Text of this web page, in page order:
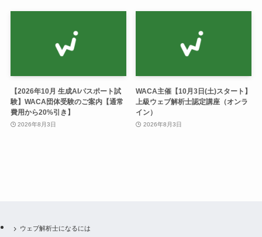
【2026年10月 生成AIパスポート試
験】WACA団体受験のご案内【通常
費用から20%引き】
2026年8月3日
WACA主催【10月3日(土)スタート】
上級ウェブ解析士認定講座（オンラ
イン）
2026年8月3日
ウェブ解析士になるには